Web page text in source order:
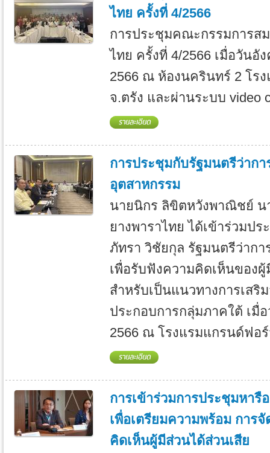
ไทย ครั้งที่ 4/2566
การประชุมคณะกรรมการส
ไทย ครั้งที่ 4/2566 เมื่อวันอั
2566 ณ ห้องนครินทร์ 2 โรง
จ.ตรัง และผ่านระบบ video
การประชุมกับรัฐมนตรีว่ากา
อุตสาหกรรม
นายนิกร ลิขิตหวังพาณิชย์ น
ยางพาราไทย ได้เข้าร่วมป
ภัทรา วิชัยกุล รัฐมนตรีว่ากา
เพื่อรับฟังความคิดเห็นของผู้
สำหรับเป็นแนวทางการเสริ
ประกอบการกลุ่มภาคใต้ เมื่
2566 ณ โรงแรมแกรนด์ฟอ
การเข้าร่วมการประชุมหารื
เพื่อเตรียมความพร้อม การ
คิดเห็นผู้มีส่วนได้ส่วนเสีย